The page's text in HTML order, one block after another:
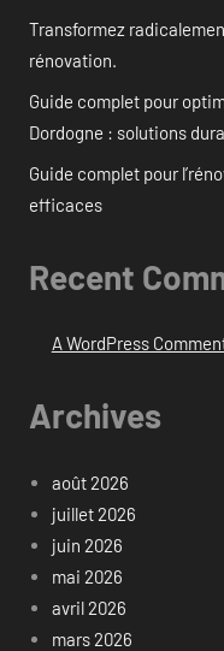
Transformez
rénovation.
Guide complet pour
Dordogne : solutions
Guide complet pour
efficaces
Recent
A WordPress
Archives
août 2026
juillet 2026
juin 2026
mai 2026
avril 2026
mars 2026